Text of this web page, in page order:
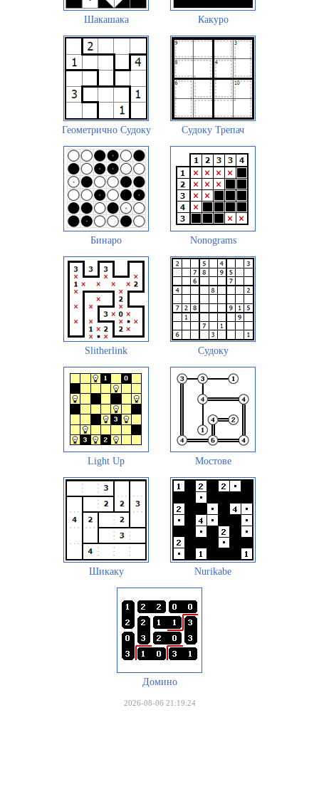
Шакашака Какуро
Геометрично Судоку Судоку Трепач
Бинаро Nonograms
Slitherlink Судоку
Light Up Мостове
Шикаку Nurikabe
Домино
2026-08-06 21:19:24